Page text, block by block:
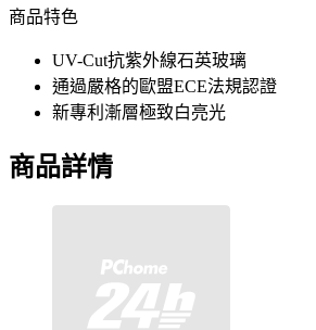
商品特色
UV-Cut抗紫外線石英玻璃
通過嚴格的歐盟ECE法規認證
新專利漸層極致白亮光
商品詳情